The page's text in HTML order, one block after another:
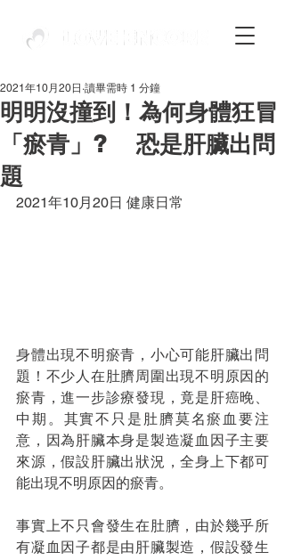
明明沒撞到！為何身體狂冒
「瘀青」? 恐是肝臟出問
題
2021年10月20日 讀畢需時 1 分鐘
2021年10月20日 健康日常
身體出現不明瘀青，小心可能肝臟出問
題！不少人在肚臍周圍出現不明原因的
瘀青，進一步診療發現，竟是肝癌晚、
中期。其實不只是肚臍莫名瘀血要注
意，因為肝臟本身是製造凝血因子主要
來源，假設肝臟出狀況，全身上下都可
能出現不明原因的瘀青。
事實上不只會發生在肚臍，由於幾乎所
有凝血因子都是由肝臟製造，假設發生